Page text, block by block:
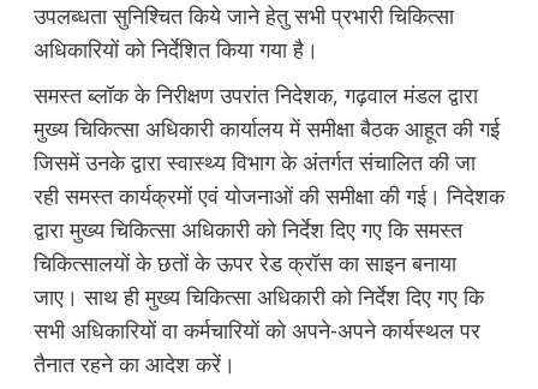
उपलब्धता सुनिश्चित किये जाने हेतु सभी प्रभारी चिकित्सा
अधिकारियों को निर्देशित किया गया है।
समस्त ब्लॉक के निरीक्षण उपरांत निदेशक, गढ़वाल मंडल द्वारा
मुख्य चिकित्सा अधिकारी कार्यालय में समीक्षा बैठक आहूत की गई
जिसमें उनके द्वारा स्वास्थ्य विभाग के अंतर्गत संचालित की जा
रही समस्त कार्यक्रमों एवं योजनाओं की समीक्षा की गई। निदेशक
द्वारा मुख्य चिकित्सा अधिकारी को निर्देश दिए गए कि समस्त
चिकित्सालयों के छतों के ऊपर रेड क्रॉस का साइन बनाया
जाए। साथ ही मुख्य चिकित्सा अधिकारी को निर्देश दिए गए कि
सभी अधिकारियों वा कर्मचारियों को अपने-अपने कार्यस्थल पर
तैनात रहने का आदेश करें।